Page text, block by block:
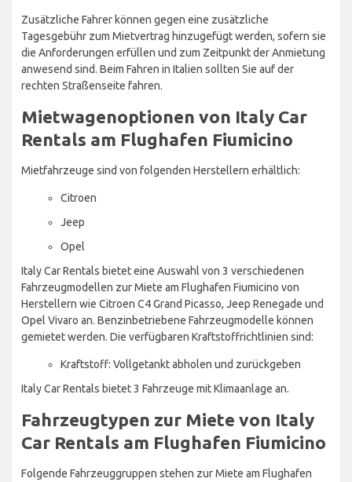
Zusätzliche Fahrer können gegen eine zusätzliche
Tagesgebühr zum Mietvertrag hinzugefügt werden, sofern sie
die Anforderungen erfüllen und zum Zeitpunkt der Anmietung
anwesend sind. Beim Fahren in Italien sollten Sie auf der
rechten Straßenseite fahren.
Mietwagenoptionen von Italy Car
Rentals am Flughafen Fiumicino
Mietfahrzeuge sind von folgenden Herstellern erhältlich:
Citroen
Jeep
Opel
Italy Car Rentals bietet eine Auswahl von 3 verschiedenen
Fahrzeugmodellen zur Miete am Flughafen Fiumicino von
Herstellern wie Citroen C4 Grand Picasso, Jeep Renegade und
Opel Vivaro an. Benzinbetriebene Fahrzeugmodelle können
gemietet werden. Die verfügbaren Kraftstoffrichtlinien sind:
Kraftstoff: Vollgetankt abholen und zurückgeben
Italy Car Rentals bietet 3 Fahrzeuge mit Klimaanlage an.
Fahrzeugtypen zur Miete von Italy
Car Rentals am Flughafen Fiumicino
Folgende Fahrzeuggruppen stehen zur Miete am Flughafen